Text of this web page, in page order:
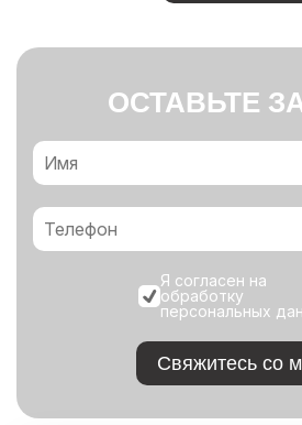
ОСТАВЬТЕ
Я согласен на
обработку
персональных
Свяжитесь со